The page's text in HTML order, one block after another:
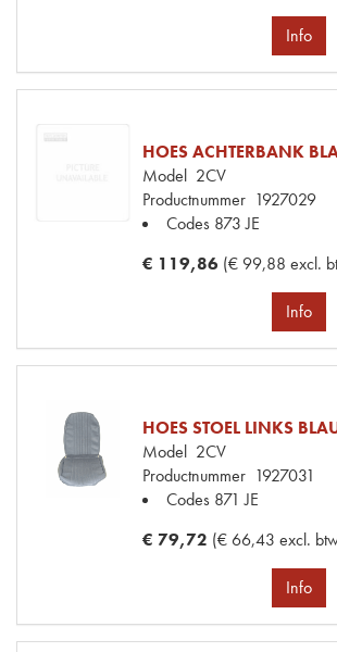
Info
HOES ACHTERBANK
Model 2CV
Productnummer 1927029
Codes 873 JE
€ 119,86 (€ 99,88 excl.
Info
HOES STOEL LINKS
Model 2CV
Productnummer 1927031
Codes 871 JE
€ 79,72 (€ 66,43 excl.
Info